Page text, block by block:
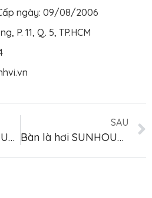
ngày: 09/08/2006
P. 11, Q. 5, TP.HCM
Bàn là hơi SUNHOUSE SHD2067
SAU
Bàn là hơi SUNHOUSE SHD2068